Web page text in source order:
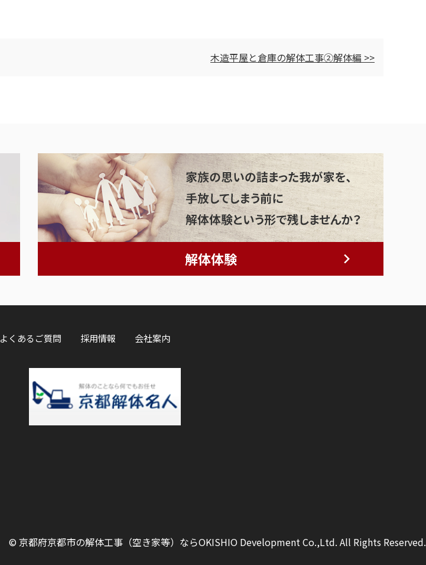
木造平屋と倉庫の解体工事②解体編 >>
解体体験
よくあるご質問 採用情報 会社案内
© 京都府京都市の解体工事（空き家等）ならOKISHIO Development Co.,Ltd. All Rights Reserved.